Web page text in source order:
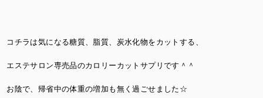
コチラは気になる糖質、脂質、炭水化物をカットする、
エステサロン専売品のカロリーカットサプリです＾＾
お陰で、帰省中の体重の増加も無く過ごせました☆